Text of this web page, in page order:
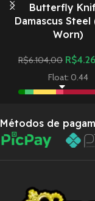
Butterfly
Damascus Steel
Worn)
R$6.104,00 R$
Float: 0.44
Métodos de